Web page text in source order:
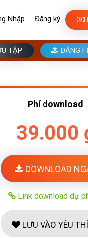
Nhập Đăng ký
TẬP ĐĂNG
Phí download
39.000
DOWNLOAD
Link download dự
LƯU VÀO YÊU